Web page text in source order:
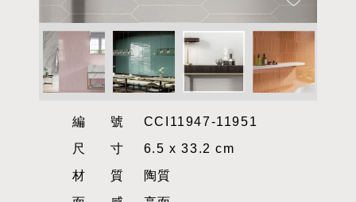
編號CCI11947-11951
尺寸6.5 x 33.2 cm
材質陶質